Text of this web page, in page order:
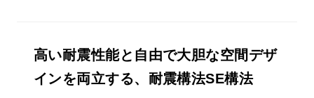
高い耐震性能と自由で大胆な空間デザ
インを両立する、耐震構法SE構法